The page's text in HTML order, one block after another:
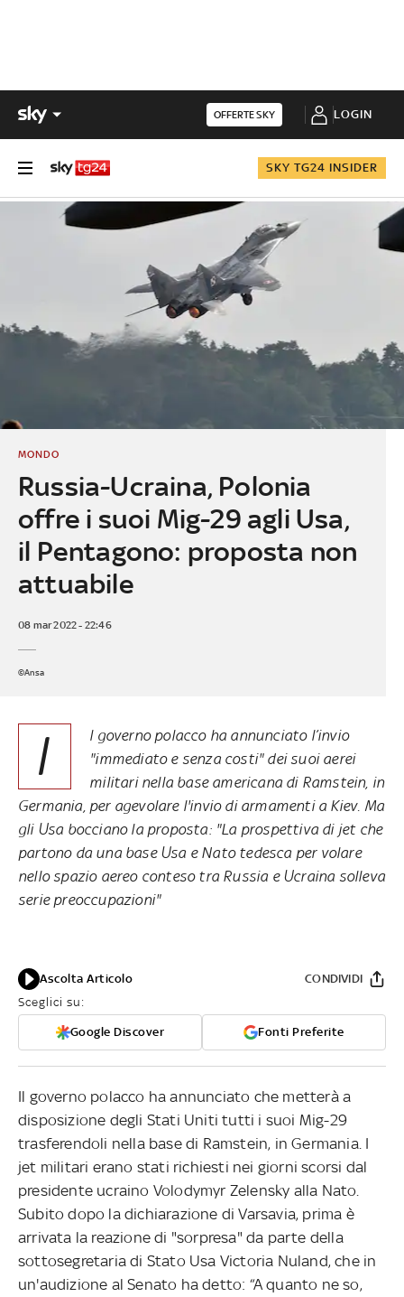
OFFERTE SKY LOGIN
SKY TG24 INSIDER
Russia-Ucraina, Polonia
offre i suoi Mig-29 agli Usa,
il Pentagono: proposta non
attuabile
MONDO
08 mar 2022 - 22:46
©Ansa
I
l governo polacco ha annunciato l’invio
"immediato e senza costi" dei suoi aerei
militari nella base americana di Ramstein, in
Germania, per agevolare l'invio di armamenti a Kiev. Ma
gli Usa bocciano la proposta: "La prospettiva di jet che
partono da una base Usa e Nato tedesca per volare
nello spazio aereo conteso tra Russia e Ucraina solleva
serie preoccupazioni"
Ascolta Articolo
Sceglici su:
Google Discover Fonti Preferite
CONDIVIDI
Il governo polacco ha annunciato che metterà a
disposizione degli Stati Uniti tutti i suoi Mig-29
trasferendoli nella base di Ramstein, in Germania. I
jet militari erano stati richiesti nei giorni scorsi dal
presidente ucraino Volodymyr Zelensky alla Nato.
Subito dopo la dichiarazione di Varsavia, prima è
arrivata la reazione di "sorpresa" da parte della
sottosegretaria di Stato Usa Victoria Nuland, che in
un'audizione al Senato ha detto: “A quanto ne so,